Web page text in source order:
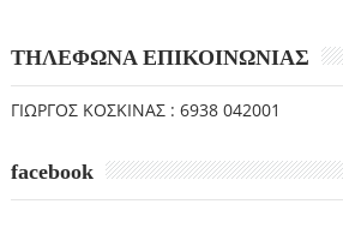
ΤΗΛΕΦΩΝΑ ΕΠΙΚΟΙΝΩΝΙΑΣ
ΓΙΩΡΓΟΣ ΚΟΣΚΙΝΑΣ : 6938 042001
facebook